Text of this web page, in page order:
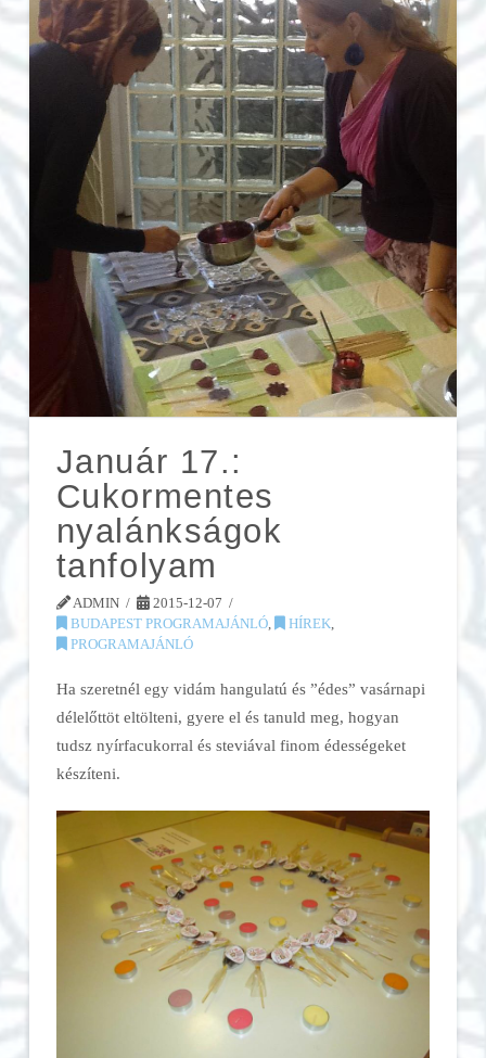
Január 17.:
Cukormentes
nyalánkságok
tanfolyam
ADMIN
2015-12-07
BUDAPEST PROGRAMAJÁNLÓ, HÍREK,
PROGRAMAJÁNLÓ
Ha szeretnél egy vidám hangulatú és ”édes” vasárnapi
délelőttöt eltölteni, gyere el és tanuld meg, hogyan
tudsz nyírfacukorral és steviával finom édességeket
készíteni.